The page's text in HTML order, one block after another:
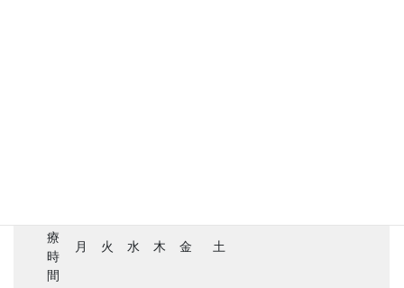
療
時
間
月 火 水 木 金 土